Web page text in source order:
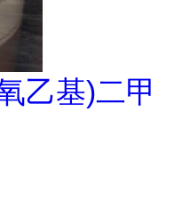
乙基)二甲